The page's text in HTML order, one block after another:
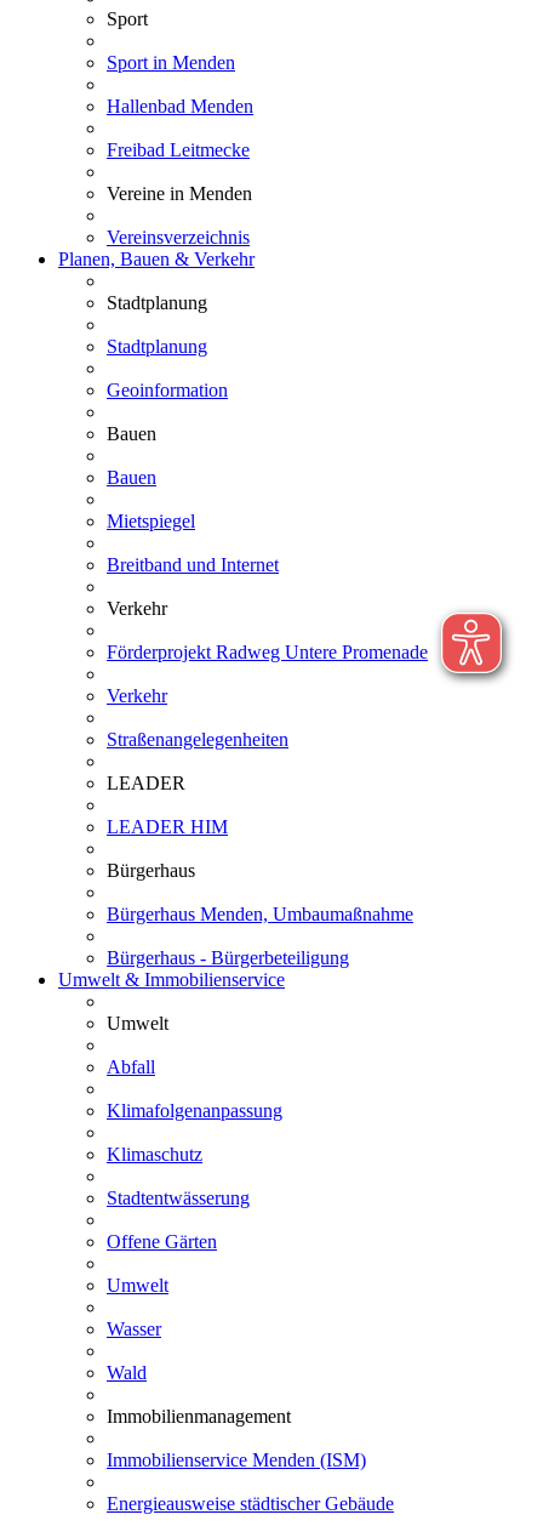
Sport
Sport in Menden
Hallenbad Menden
Freibad Leitmecke
Vereine in Menden
Vereinsverzeichnis
Planen, Bauen & Verkehr
Stadtplanung
Stadtplanung
Geoinformation
Bauen
Bauen
Mietspiegel
Breitband und Internet
Verkehr
Förderprojekt Radweg Untere Promenade
Verkehr
Straßenangelegenheiten
LEADER
LEADER HIM
Bürgerhaus
Bürgerhaus Menden, Umbaumaßnahme
Bürgerhaus - Bürgerbeteiligung
Umwelt & Immobilienservice
Umwelt
Abfall
Klimafolgenanpassung
Klimaschutz
Stadtentwässerung
Offene Gärten
Umwelt
Wasser
Wald
Immobilienmanagement
Immobilienservice Menden (ISM)
Energieausweise städtischer Gebäude